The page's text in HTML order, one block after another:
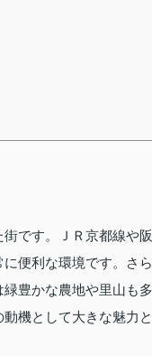
です。ＪＲ京都線や阪
便利な環境です。さら
豊かな農地や里山も多
機として大きな魅力と